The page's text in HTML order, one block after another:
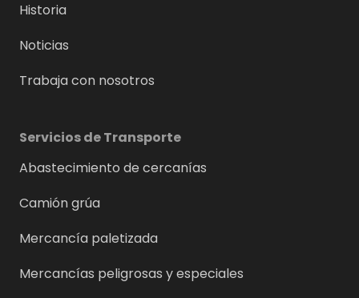
Historia
Noticias
Trabaja con nosotros
Servicios de Transporte
Abastecimiento de cercanías
Camión grúa
Mercancía paletizada
Mercancías peligrosas y especiales